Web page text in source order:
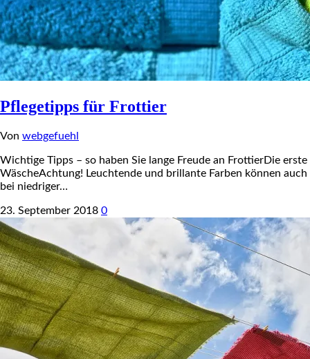
Pflegetipps für Frottier
Von webgefuehl
Wichtige Tipps – so haben Sie lange Freude an FrottierDie erste
WäscheAchtung! Leuchtende und brillante Farben können auch
bei niedriger…
23. September 2018 0